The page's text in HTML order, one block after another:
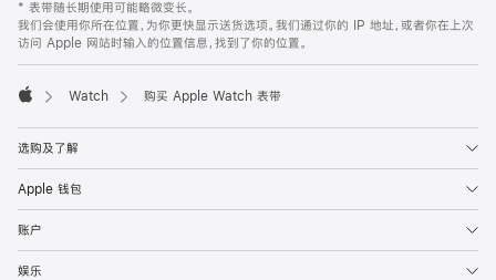
* 表带随长期使用可能略微变长。
我们会使用你所在位置，为你更快显示送货选项。我们通过你的 IP 地址，或者你在上次
访问 Apple 网站时输入的位置信息，找到了你的位置。
Watch 购买 Apple Watch 表带
选购及了解
Apple 钱包
账户
娱乐